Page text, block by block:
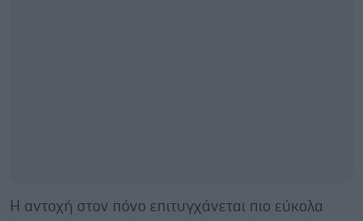
Η αντοχή στον πόνο επιτυγχάνεται πιο εύκολα